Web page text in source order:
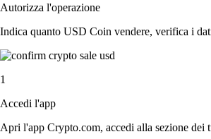
Autorizza l'operazione
Indica quanto USD Coin vendere, verifica i
1
Accedi l'app
Apri l'app Crypto.com, accedi alla sezione